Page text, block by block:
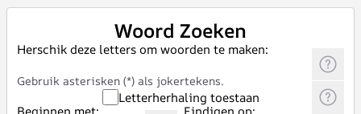
Woord Zoeken
Herschik deze letters om woorden te maken:
Gebruik asterisken (*) als jokertekens.
Letterherhaling toestaan